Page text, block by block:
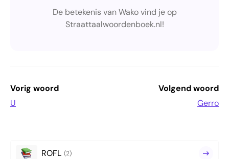
De betekenis van Wako vind je op
Straattaalwoordenboek.nl!
Vorig woord
U
Volgend woord
Gerro
ROFL (2)